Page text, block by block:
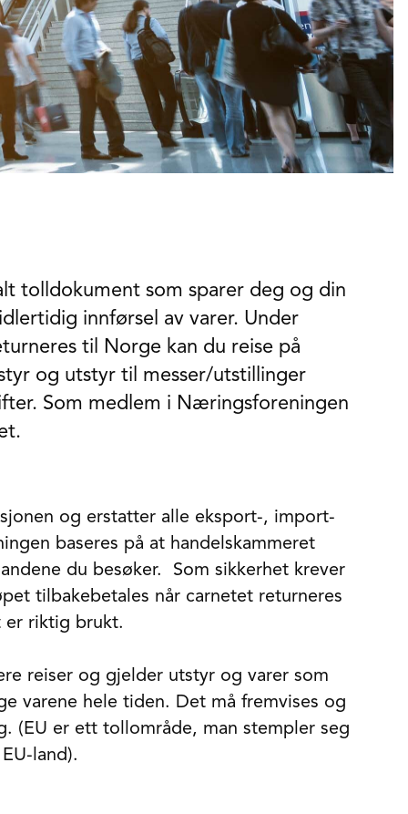
tolldokument som sparer deg og din
innførsel av varer. Under
til Norge kan du reise på
og utstyr til messer/utstillinger
Som medlem i Næringsforeningen
og erstatter alle eksport-, import-
baseres på at handelskammeret
du besøker. Som sikkerhet krever
tilbakebetales når carnetet returneres
er riktig brukt.
reiser og gjelder utstyr og varer som
varene hele tiden. Det må fremvises og
(EU er ett tollområde, man stempler seg
land).